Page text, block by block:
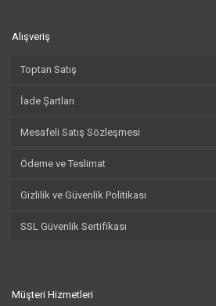
Alışveriş
Toptan Satış
İade Şartları
Mesafeli Satış Sözleşmesi
Ödeme ve Teslimat
Gizlilik ve Güvenlik Politikası
SSL Güvenlik Sertifikası
Müşteri Hizmetleri